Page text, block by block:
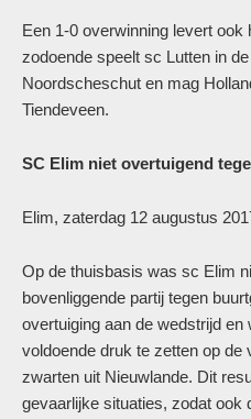
Een 1-0 overwinning levert
zodoende speelt sc Lutten in
Noordscheschut en mag
Tiendeveen.
SC Elim niet overtuigend
Elim, zaterdag 12 augustus
Op de thuisbasis was sc Elim
bovenliggende partij tegen
overtuiging aan de wedstrijd en
voldoende druk te zetten op de
zwarten uit Nieuwlande. Dit
gevaarlijke situaties, zodat ook